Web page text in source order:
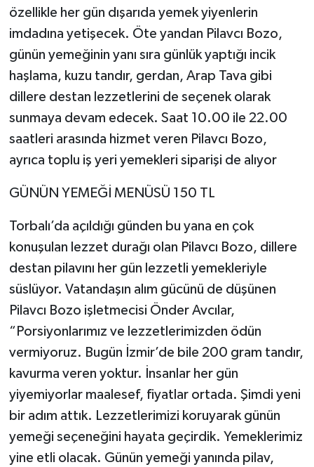
özellikle her gün dışarıda yemek yiyenlerin
imdadına yetişecek. Öte yandan Pilavcı Bozo,
günün yemeğinin yanı sıra günlük yaptığı incik
haşlama, kuzu tandır, gerdan, Arap Tava gibi
dillere destan lezzetlerini de seçenek olarak
sunmaya devam edecek. Saat 10.00 ile 22.00
saatleri arasında hizmet veren Pilavcı Bozo,
ayrıca toplu iş yeri yemekleri siparişi de alıyor
GÜNÜN YEMEĞİ MENÜSÜ 150 TL
Torbalı’da açıldığı günden bu yana en çok
konuşulan lezzet durağı olan Pilavcı Bozo, dillere
destan pilavını her gün lezzetli yemekleriyle
süslüyor. Vatandaşın alım gücünü de düşünen
Pilavcı Bozo işletmecisi Önder Avcılar,
“Porsiyonlarımız ve lezzetlerimizden ödün
vermiyoruz. Bugün İzmir’de bile 200 gram tandır,
kavurma veren yoktur. İnsanlar her gün
yiyemiyorlar maalesef, fiyatlar ortada. Şimdi yeni
bir adım attık. Lezzetlerimizi koruyarak günün
yemeği seçeneğini hayata geçirdik. Yemeklerimiz
yine etli olacak. Günün yemeği yanında pilav,